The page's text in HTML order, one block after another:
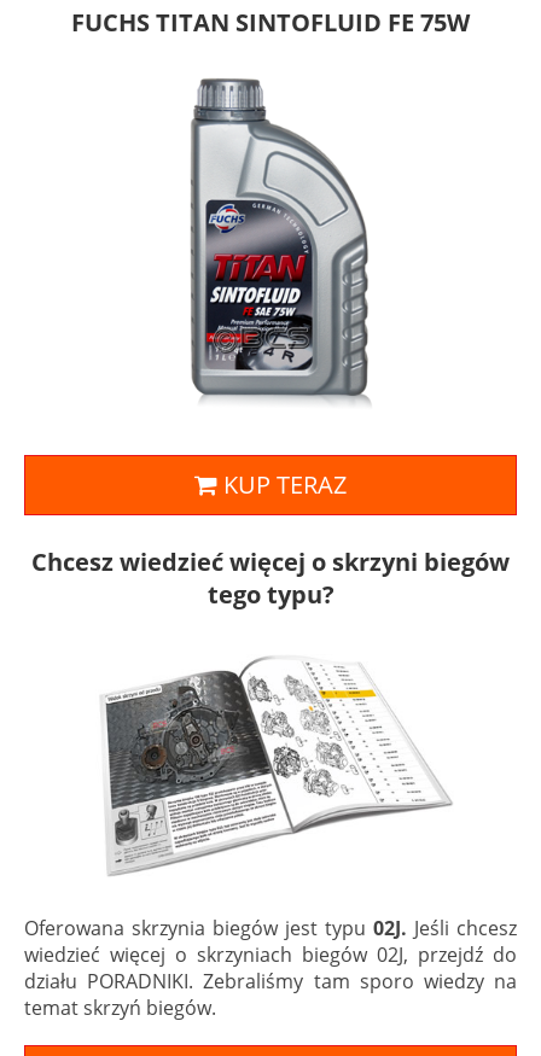
FUCHS TITAN SINTOFLUID FE 75W
KUP TERAZ
Chcesz wiedzieć więcej o skrzyni biegów
tego typu?
Oferowana skrzynia biegów jest typu 02J. Jeśli chcesz
wiedzieć więcej o skrzyniach biegów 02J, przejdź do
działu PORADNIKI. Zebraliśmy tam sporo wiedzy na
temat skrzyń biegów.